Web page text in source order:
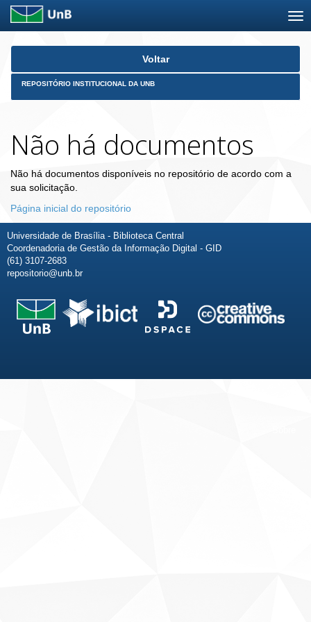
Skip
Voltar
REPOSITÓRIO INSTITUCIONAL DA UNB
Não há documentos
Não há documentos disponíveis no repositório de acordo com a
sua solicitação.
Página inicial do repositório
Universidade de Brasília - Biblioteca Central
Coordenadoria de Gestão da Informação Digital - GID
(61) 3107-2683
repositorio@unb.br